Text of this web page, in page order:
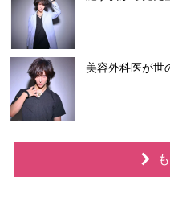
美容外科医が世